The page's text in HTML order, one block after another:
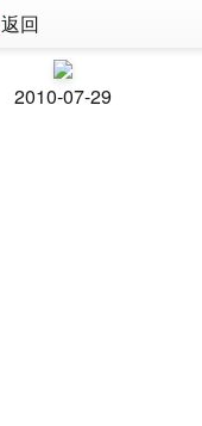
返回
2010-07-29